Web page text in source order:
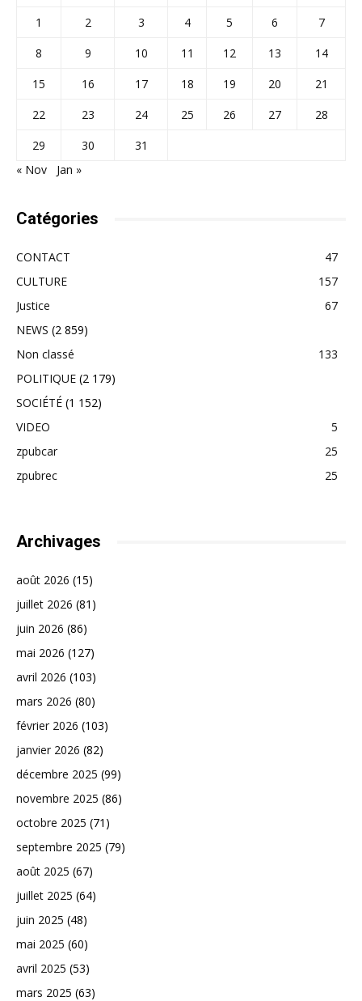
1 2 3 4 5 6
7
8
9 10 11 12 13
14
15
16 17 18 19 20
21
22
23 24 25 26 27
28
29
30
31
« Nov
Jan »
Catégories
CONTACT
47
CULTURE
157
Justice
67
NEWS (2 859)
Non classé
133
POLITIQUE (2 179)
SOCIÉTÉ (1 152)
VIDEO
5
zpubcar
25
zpubrec
25
Archivages
août 2026 (15)
juillet 2026 (81)
juin 2026 (86)
mai 2026 (127)
avril 2026 (103)
mars 2026 (80)
février 2026 (103)
janvier 2026 (82)
décembre 2025 (99)
novembre 2025 (86)
octobre 2025 (71)
septembre 2025 (79)
août 2025 (67)
juillet 2025 (64)
juin 2025 (48)
mai 2025 (60)
avril 2025 (53)
mars 2025 (63)